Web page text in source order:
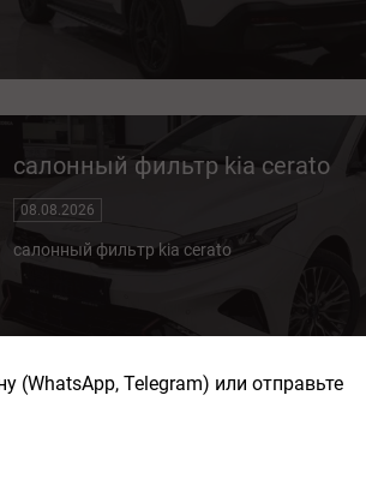
салонный фильтр kia cerato
08.08.2026
салонный фильтр kia cerato
(WhatsApp, Telegram) или отправьте